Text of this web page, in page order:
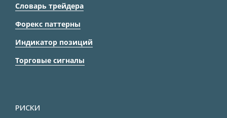
Словарь трейдера
Форекс паттерны
Индикатор позиций
Торговые сигналы
РИСКИ